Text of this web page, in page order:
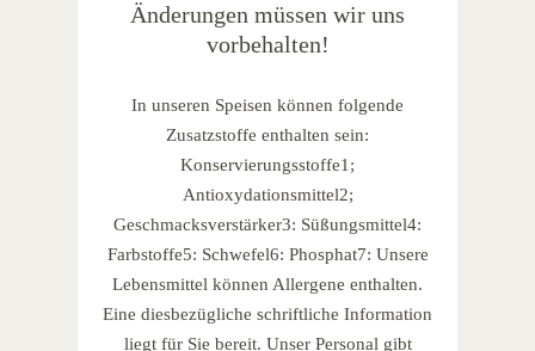
Änderungen müssen wir uns
vorbehalten!
In unseren Speisen können folgende
Zusatzstoffe enthalten sein:
Konservierungsstoffe1;
Antioxydationsmittel2;
Geschmacksverstärker3: Süßungsmittel4:
Farbstoffe5: Schwefel6: Phosphat7: Unsere
Lebensmittel können Allergene enthalten.
Eine diesbezügliche schriftliche Information
liegt für Sie bereit. Unser Personal gibt